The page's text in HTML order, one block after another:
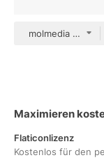
molmedia color
Maximieren
Flaticonlizenz
Kostenlos für den